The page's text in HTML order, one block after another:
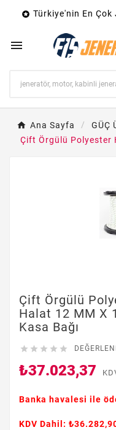
 Türkiye'nin En

Ana Sayfa GÜÇ
Çift Örgülü Polyester
Çift Örgülü
Halat 12 MM X
Kasa Bağı
    
₺37.023,37
Banka havalesi ile
KDV Dahil: